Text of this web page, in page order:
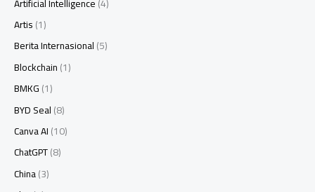
Artis(1)
Berita Internasional(5)
Blockchain(1)
BMKG(1)
BYD Seal(8)
Canva AI(10)
ChatGPT(8)
China(3)